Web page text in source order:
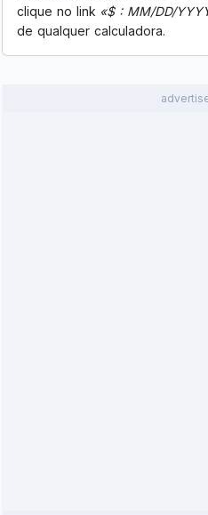
clique no link «$ : MM/DD/
de qualquer calculadora.